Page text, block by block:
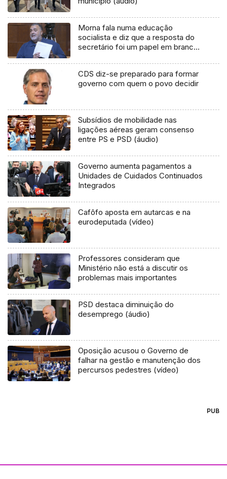
Morna fala numa educação
socialista e diz que a resposta do
secretário foi um papel em branco
CDS diz-se preparado para formar
governo com quem o povo decidir
Subsídios de mobilidade nas
ligações aéreas geram consenso
entre PS e PSD (áudio)
Governo aumenta pagamentos a
Unidades de Cuidados Continuados
Integrados
Cafôfo aposta em autarcas e na
eurodeputada (vídeo)
Professores consideram que
Ministério não está a discutir os
problemas mais importantes
PSD destaca diminuição do
desemprego (áudio)
Oposição acusou o Governo de
falhar na gestão e manutenção dos
percursos pedestres (vídeo)
PUB